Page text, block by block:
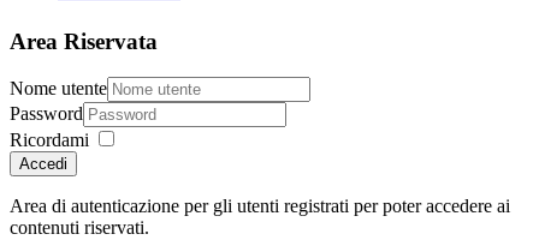
Area Riservata
Nome utente
Password
Ricordami
Accedi
Area di autenticazione per gli utenti registrati per poter accedere ai
contenuti riservati.